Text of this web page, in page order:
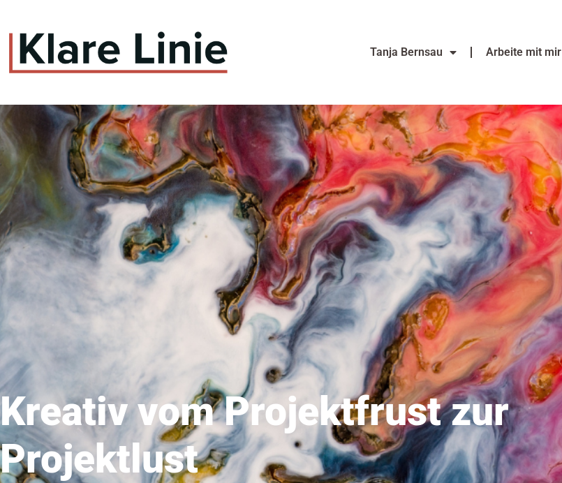
Tanja Bernsau Arbeite mit mir
Kreativ vom Projektfrust zur
Projektlust